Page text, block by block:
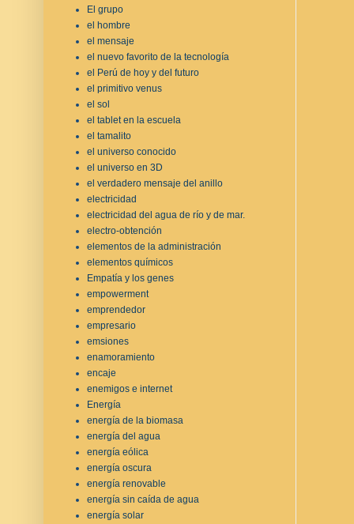
El grupo
el hombre
el mensaje
el nuevo favorito de la tecnología
el Perú de hoy y del futuro
el primitivo venus
el sol
el tablet en la escuela
el tamalito
el universo conocido
el universo en 3D
el verdadero mensaje del anillo
electricidad
electricidad del agua de río y de mar.
electro-obtención
elementos de la administración
elementos químicos
Empatía y los genes
empowerment
emprendedor
empresario
emsiones
enamoramiento
encaje
enemigos e internet
Energía
energía de la biomasa
energía del agua
energía eólica
energía oscura
energía renovable
energía sin caída de agua
energía solar